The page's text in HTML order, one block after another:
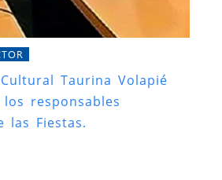
Taurina Volapié
responsables
las Fiestas.